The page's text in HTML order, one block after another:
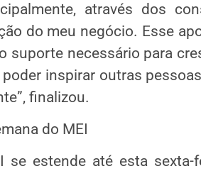
através dos
do meu negócio. Esse
suporte necessário para
inspirar outras
finalizou.
do MEI
se estende até esta